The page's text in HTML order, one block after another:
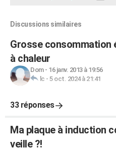
Discussions similaires
Grosse consommation
à chaleur
Dom- 16 janv. 2013 à 19:56
lc - 5 oct. 2024 à 21:41
33 réponses
Ma plaque à induction
veille ?!